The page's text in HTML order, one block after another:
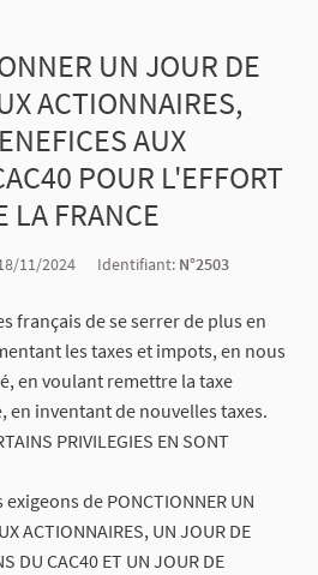
UN JOUR DE
ACTIONNAIRES,
AUX
POUR L'EFFORT
LA FRANCE
11/2024 Identifiant: N°2503
français de se serrer de plus en
les taxes et impots, en nous
en voulant remettre la taxe
inventant de nouvelles taxes.
PRIVILEGIES EN SONT
de PONCTIONNER UN
ACTIONNAIRES, UN JOUR DE
DU CAC40 ET UN JOUR DE